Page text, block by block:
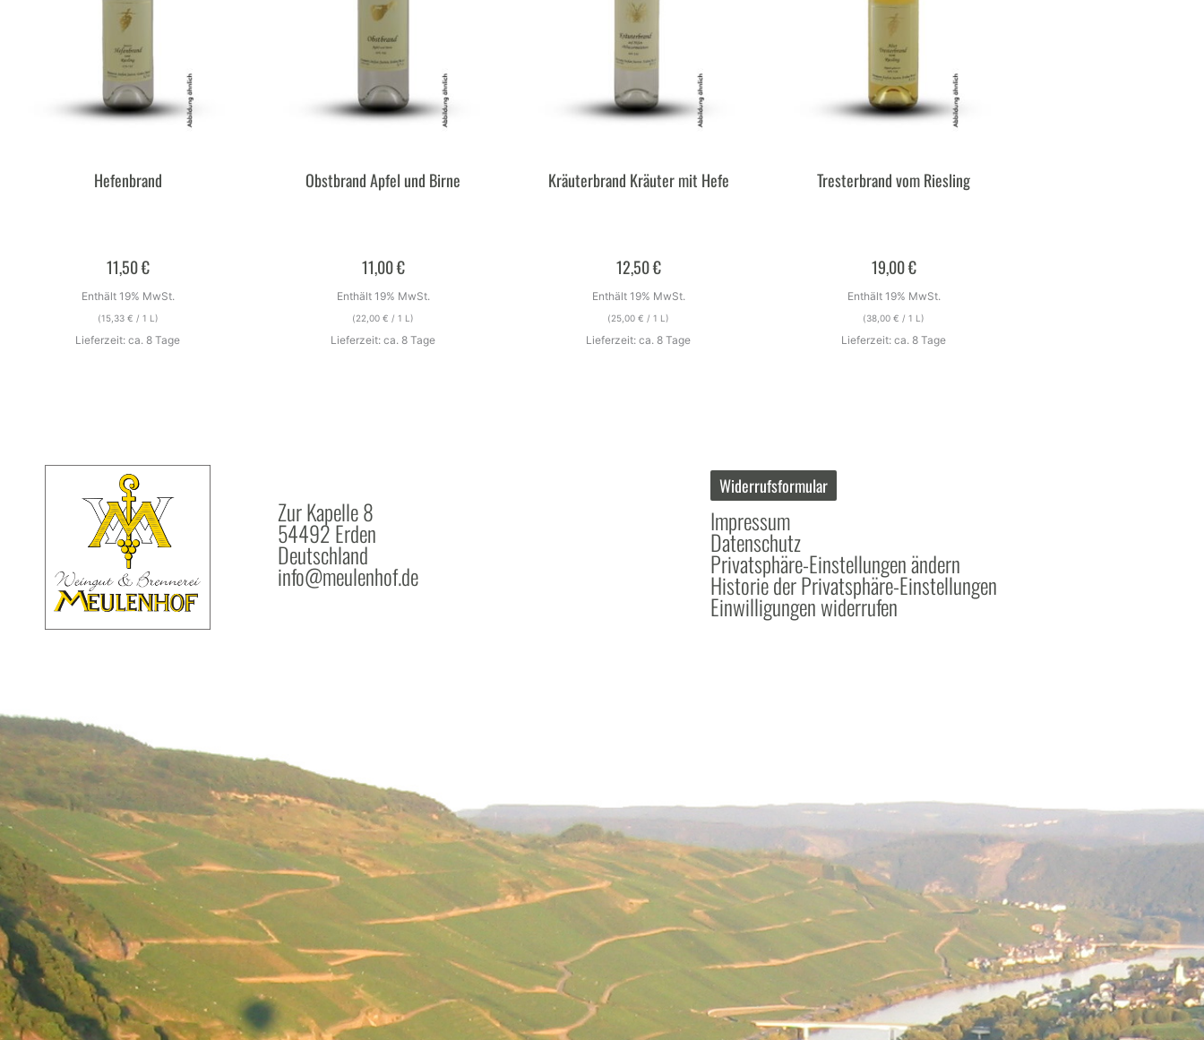
Hefenbrand
11,50€
Enthält 19% MwSt.
(15,33 € / 1 L)
Lieferzeit: ca. 8 Tage
Obstbrand Apfel und Birne
11,00€
Enthält 19% MwSt.
(22,00 € / 1 L)
Lieferzeit: ca. 8 Tage
Kräuterbrand Kräuter mit Hefe
12,50€
Enthält 19% MwSt.
(25,00 € / 1 L)
Lieferzeit: ca. 8 Tage
Tresterbrand vom Riesling
19,00€
Enthält 19% MwSt.
(38,00 € / 1 L)
Lieferzeit: ca. 8 Tage
Zur Kapelle 8
54492 Erden
Deutschland
info@meulenhof.de
Widerrufsformular
Impressum
Datenschutz
Privatsphäre-Einstellungen ändern
Historie der Privatsphäre-Einstellungen
Einwilligungen widerrufen